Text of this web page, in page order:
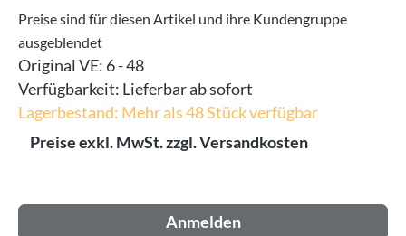
Preise sind für diesen Artikel und ihre Kundengruppe
ausgeblendet
Original VE: 6 - 48
Verfügbarkeit: Lieferbar ab sofort
Lagerbestand: Mehr als 48 Stück verfügbar
Preise exkl. MwSt. zzgl. Versandkosten
Anmelden